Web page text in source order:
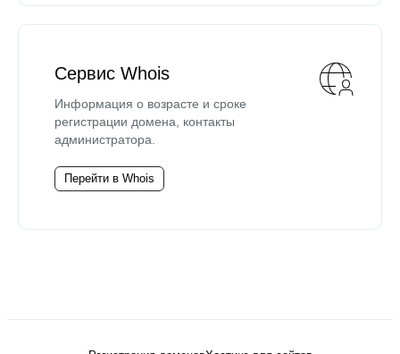
Сервис Whois
Информация о возрасте и сроке
регистрации домена, контакты
администратора.
Перейти в Whois